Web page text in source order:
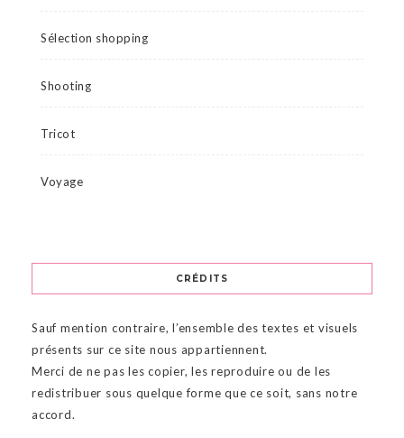
Sélection shopping
Shooting
Tricot
Voyage
CRÉDITS
Sauf mention contraire, l’ensemble des textes et visuels
présents sur ce site nous appartiennent.
Merci de ne pas les copier, les reproduire ou de les
redistribuer sous quelque forme que ce soit, sans notre
accord.